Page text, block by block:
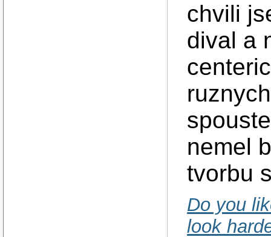
chvili
dival a
nemel
tvorbu
Do you
look